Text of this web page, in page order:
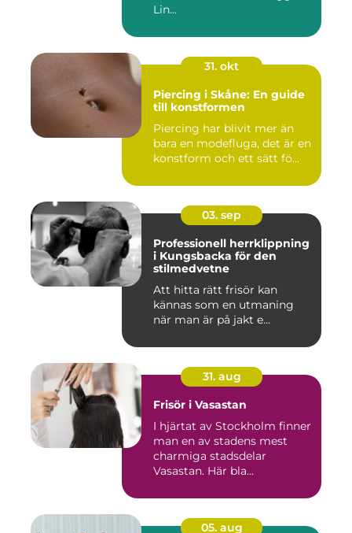
Lin...
31. okt
Piercing i Skåne: En guide
till konstformen
Piercing har blivit mer än
bara en modefluga, det är en
konstform och ett sätt fö...
03. sep
Professionell herrklippning
i Kungsbacka för den
stilmedvetne
Att hitta rätt frisör kan
kännas som en utmaning
när man är på jakt e...
31. aug
Frisör i Vasastan
I hjärtat av Stockholm finner
man en av stadens mest
charmiga stadsdelar
Vasastan. Här bla...
05. aug